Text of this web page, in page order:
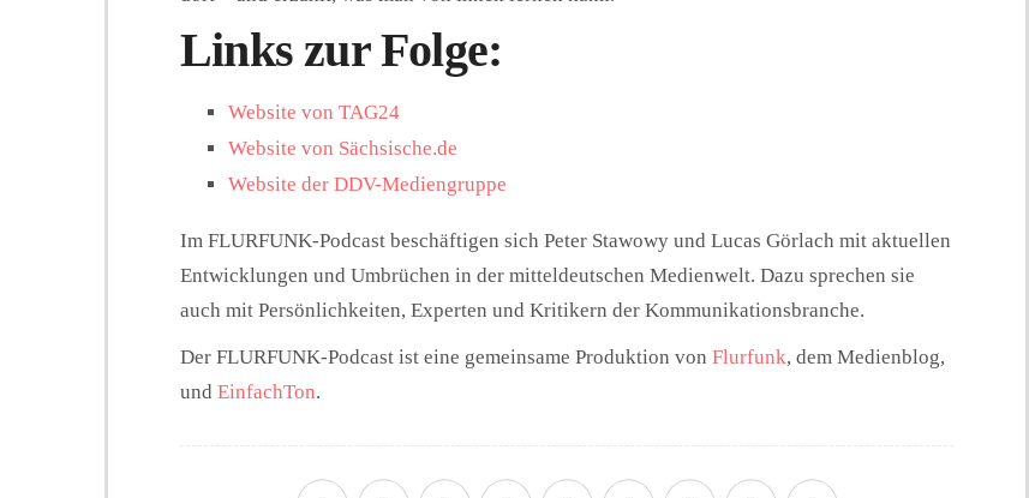
Links zur Folge:
Website von TAG24
Website von Sächsische.de
Website der DDV-Mediengruppe
Im FLURFUNK-Podcast beschäftigen sich Peter Stawowy und Lucas Görlach mit aktuellen
Entwicklungen und Umbrüchen in der mitteldeutschen Medienwelt. Dazu sprechen sie
auch mit Persönlichkeiten, Experten und Kritikern der Kommunikationsbranche.
Der FLURFUNK-Podcast ist eine gemeinsame Produktion von Flurfunk, dem Medienblog,
und EinfachTon.